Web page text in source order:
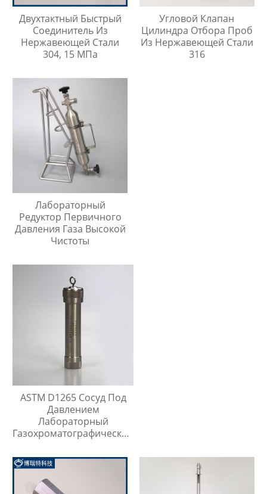
Двухтактный Быстрый
Соединитель Из
Нержавеющей Стали
304, 15 МПа
Угловой Клапан
Цилиндра Отбора Проб
Из Нержавеющей Стали
316
Лабораторный
Редуктор Первичного
Давления Газа Высокой
Чистоты
ASTM D1265 Сосуд Под
Давлением
Лабораторный
Газохроматографический